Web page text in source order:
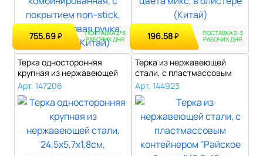
755.69₽ ПОСТАВКА 2-3
РАБОЧИХ ДНЯ 196.58₽ ПОСТАВКА 2-3
РАБОЧИХ ДНЯ
Терка односторонняя
крупная из нержавеющей
стали, 24,5х..
Арт. 147206
Терка из нержавеющей
стали, с пластмассовым
контейнером..
Арт. 144923